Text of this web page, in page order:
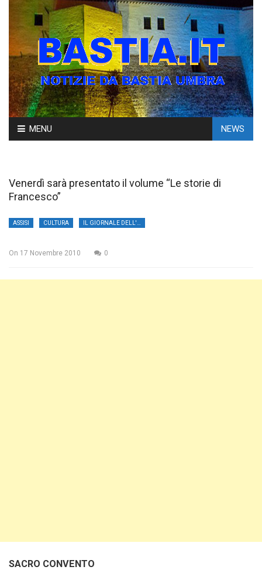
Skip
to
MENU NEWS
Venerdì sarà presentato il volume “Le storie di
Francesco”
ASSISI CULTURA
On 17 Novembre 2010 0
SACRO CONVENTO